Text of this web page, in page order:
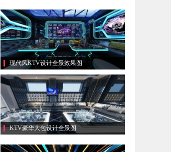
现代风KTV设计全景效果图
KTV豪华大包设计全景图